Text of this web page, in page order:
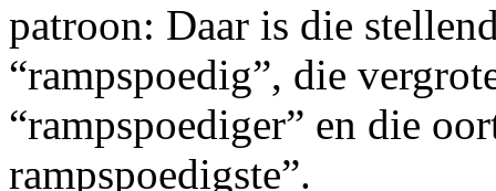
patroon: Daar is die
“rampspoedig”, die
“rampspoediger” en die
rampspoedigste”.